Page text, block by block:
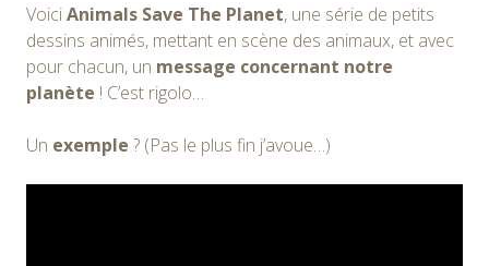
VoiciAnimals Save The Planet, une série de petits
dessins animés, mettant en scène des animaux, et avec
pour chacun, un message concernant notre
planète ! C’est rigolo…
Un exemple ? (Pas le plus fin j’avoue…)